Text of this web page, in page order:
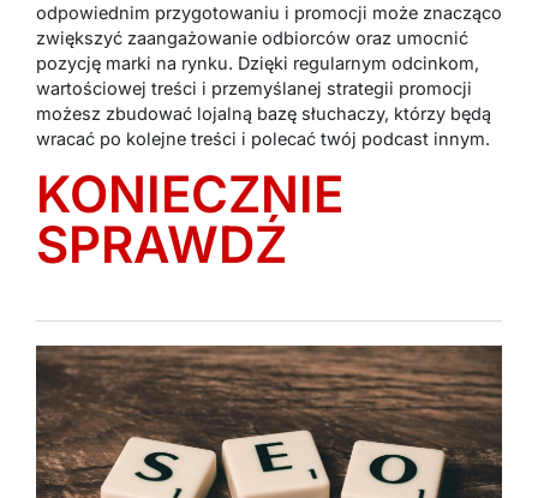
odpowiednim przygotowaniu i promocji może znacząco
zwiększyć zaangażowanie odbiorców oraz umocnić
pozycję marki na rynku. Dzięki regularnym odcinkom,
wartościowej treści i przemyślanej strategii promocji
możesz zbudować lojalną bazę słuchaczy, którzy będą
wracać po kolejne treści i polecać twój podcast innym.
KONIECZNIE
SPRAWDŹ